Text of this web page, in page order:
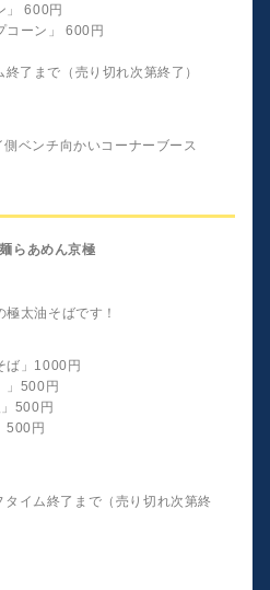
」 600円
コーン」 600円
了まで（売り切れ次第終了）
ベンチ向かいコーナーブース
太油そばです！
ば」1000円
」500円
500円
500円
イム終了まで（売り切れ次第終